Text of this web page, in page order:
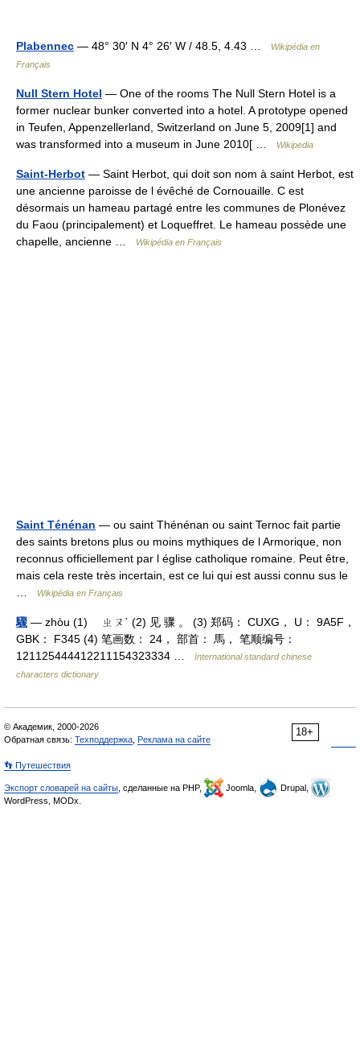
Plabennec — 48° 30′ N 4° 26′ W / 48.5, 4.43 …
Wikipédia en
Français
Null Stern Hotel — One of the rooms The Null Stern Hotel is a
former nuclear bunker converted into a hotel. A prototype opened
in Teufen, Appenzellerland, Switzerland on June 5, 2009[1] and
was transformed into a museum in June 2010[ …
Wikipedia
Saint-Herbot — Saint Herbot, qui doit son nom à saint Herbot, est
une ancienne paroisse de l évêché de Cornouaille. C est
désormais un hameau partagé entre les communes de Plonévez
du Faou (principalement) et Loqueffret. Le hameau possède une
chapelle, ancienne …
Wikipédia en Français
Saint Ténénan — ou saint Thénénan ou saint Ternoc fait partie
des saints bretons plus ou moins mythiques de l Armorique, non
reconnus officiellement par l église catholique romaine. Peut être,
mais cela reste très incertain, est ce lui qui est aussi connu sus le
Wikipédia en Français
驟 — zhòu (1) ㄓㄡˋ (2) 见 骤 。 (3) 郑码： CUXG， U： 9A5F，
GBK： F345 (4) 笔画数： 24， 部首： 馬， 笔顺编号：
121125444412211154323334 …
International standard chinese
characters dictionary
18+
© Академик, 2000-2026
Обратная связь: Техподдержка Реклама на сайте
👣 Путешествия
Экспорт словарей на сайты , сделанные на PHP, Joomla,
Drupal,
WordPress, MODx.